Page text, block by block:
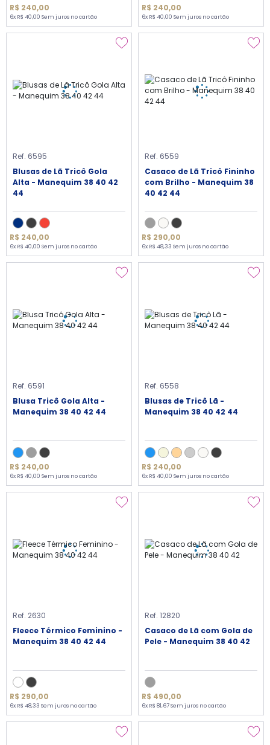
R$ 240,00
6x R$ 40,00 Sem juros no cartão
R$ 240,00
6x R$ 40,00 Sem juros no cartão
Ref. 6595
Blusas de Lã Tricô Gola
Alta - Manequim 38 40 42
44
R$ 240,00
6x R$ 40,00 Sem juros no cartão
Ref. 6559
Casaco de Lã Tricô Fininho
com Brilho - Manequim 38
40 42 44
R$ 290,00
6x R$ 48,33 Sem juros no cartão
Ref. 6591
Blusa Tricô Gola Alta -
Manequim 38 40 42 44
R$ 240,00
6x R$ 40,00 Sem juros no cartão
Ref. 6558
Blusas de Tricô Lã -
Manequim 38 40 42 44
R$ 240,00
6x R$ 40,00 Sem juros no cartão
Ref. 2630
Fleece Térmico Feminino -
Manequim 38 40 42 44
R$ 290,00
6x R$ 48,33 Sem juros no cartão
Ref. 12820
Casaco de Lã com Gola de
Pele - Manequim 38 40 42
R$ 490,00
6x R$ 81,67 Sem juros no cartão